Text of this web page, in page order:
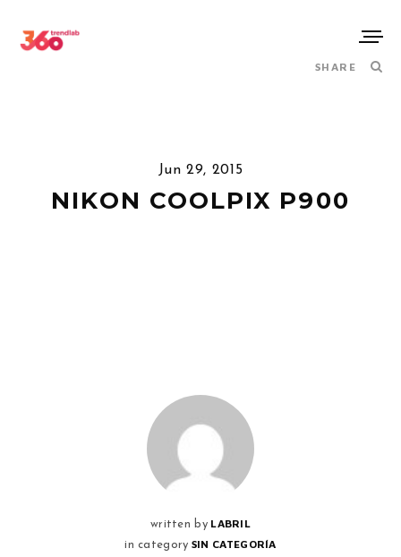
SHARE
Jun 29, 2015
NIKON COOLPIX P900
written by LABRIL
in category SIN CATEGORÍA